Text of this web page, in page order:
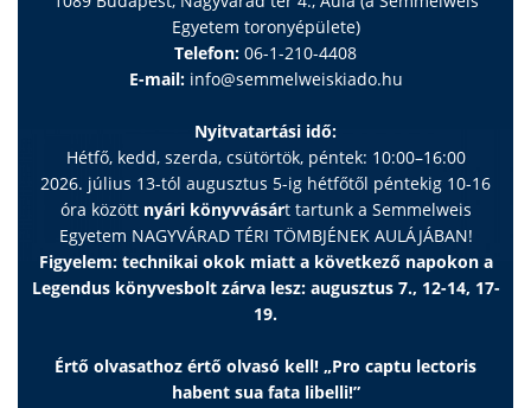
Egyetem toronyépülete)
Telefon: 06-1-210-4408
E-mail: info@semmelweiskiado.hu
Nyitvatartási idő:
Hétfő, kedd, szerda, csütörtök, péntek: 10:00–16:00
2026. július 13-tól augusztus 5-ig hétfőtől péntekig 10-16
óra között nyári könyvvásárt tartunk a Semmelweis
Egyetem NAGYVÁRAD TÉRI TÖMBJÉNEK AULÁJÁBAN!
Figyelem: technikai okok miatt a következő napokon a
Legendus könyvesbolt zárva lesz: augusztus 7., 12-14, 17-
19.
Értő olvasathoz értő olvasó kell! „Pro captu lectoris
habent sua fata libelli!”